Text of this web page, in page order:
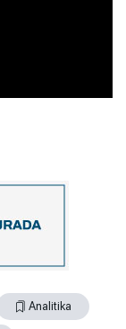
Analitika